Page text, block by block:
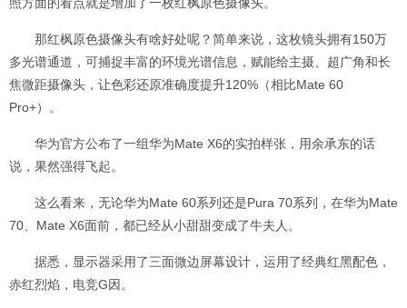
那红枫原色摄像头有啥好处呢？简单来说，这枚镜头拥有150万
多光谱通道，可捕捉丰富的环境光谱信息，赋能给主摄、超广角和长
焦微距摄像头，让色彩还原准确度提升120%（相比Mate 60
Pro+）。
华为官方公布了一组华为Mate X6的实拍样张，用余承东的话
说，果然强得飞起。
这么看来，无论华为Mate 60系列还是Pura 70系列，在华为Mate
70、Mate X6面前，都已经从小甜甜变成了牛夫人。
据悉，显示器采用了三面微边屏幕设计，运用了经典红黑配色，
赤红烈焰，电竞G因。